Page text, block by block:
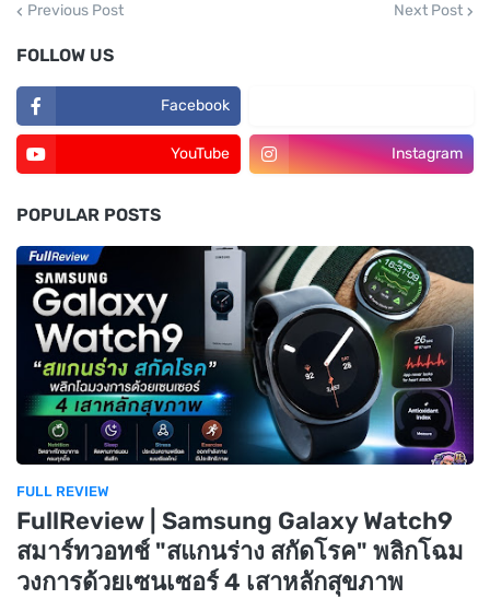
Previous Post Next Post
FOLLOW US
Facebook
YouTube Instagram
POPULAR POSTS
FULL REVIEW
FullReview | Samsung Galaxy Watch9
สมาร์ทวอทช์ "สแกนร่าง สกัดโรค" พลิกโฉม
วงการด้วยเซนเซอร์ 4 เสาหลักสุขภาพ